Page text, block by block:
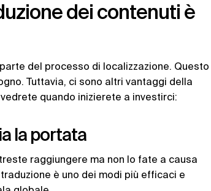
dei contenuti è
del processo di localizzazione. Questo
Tuttavia, ci sono altri vantaggi della
quando inizierete a investirci:
la portata
raggiungere ma non lo fate a causa
è uno dei modi più efficaci e